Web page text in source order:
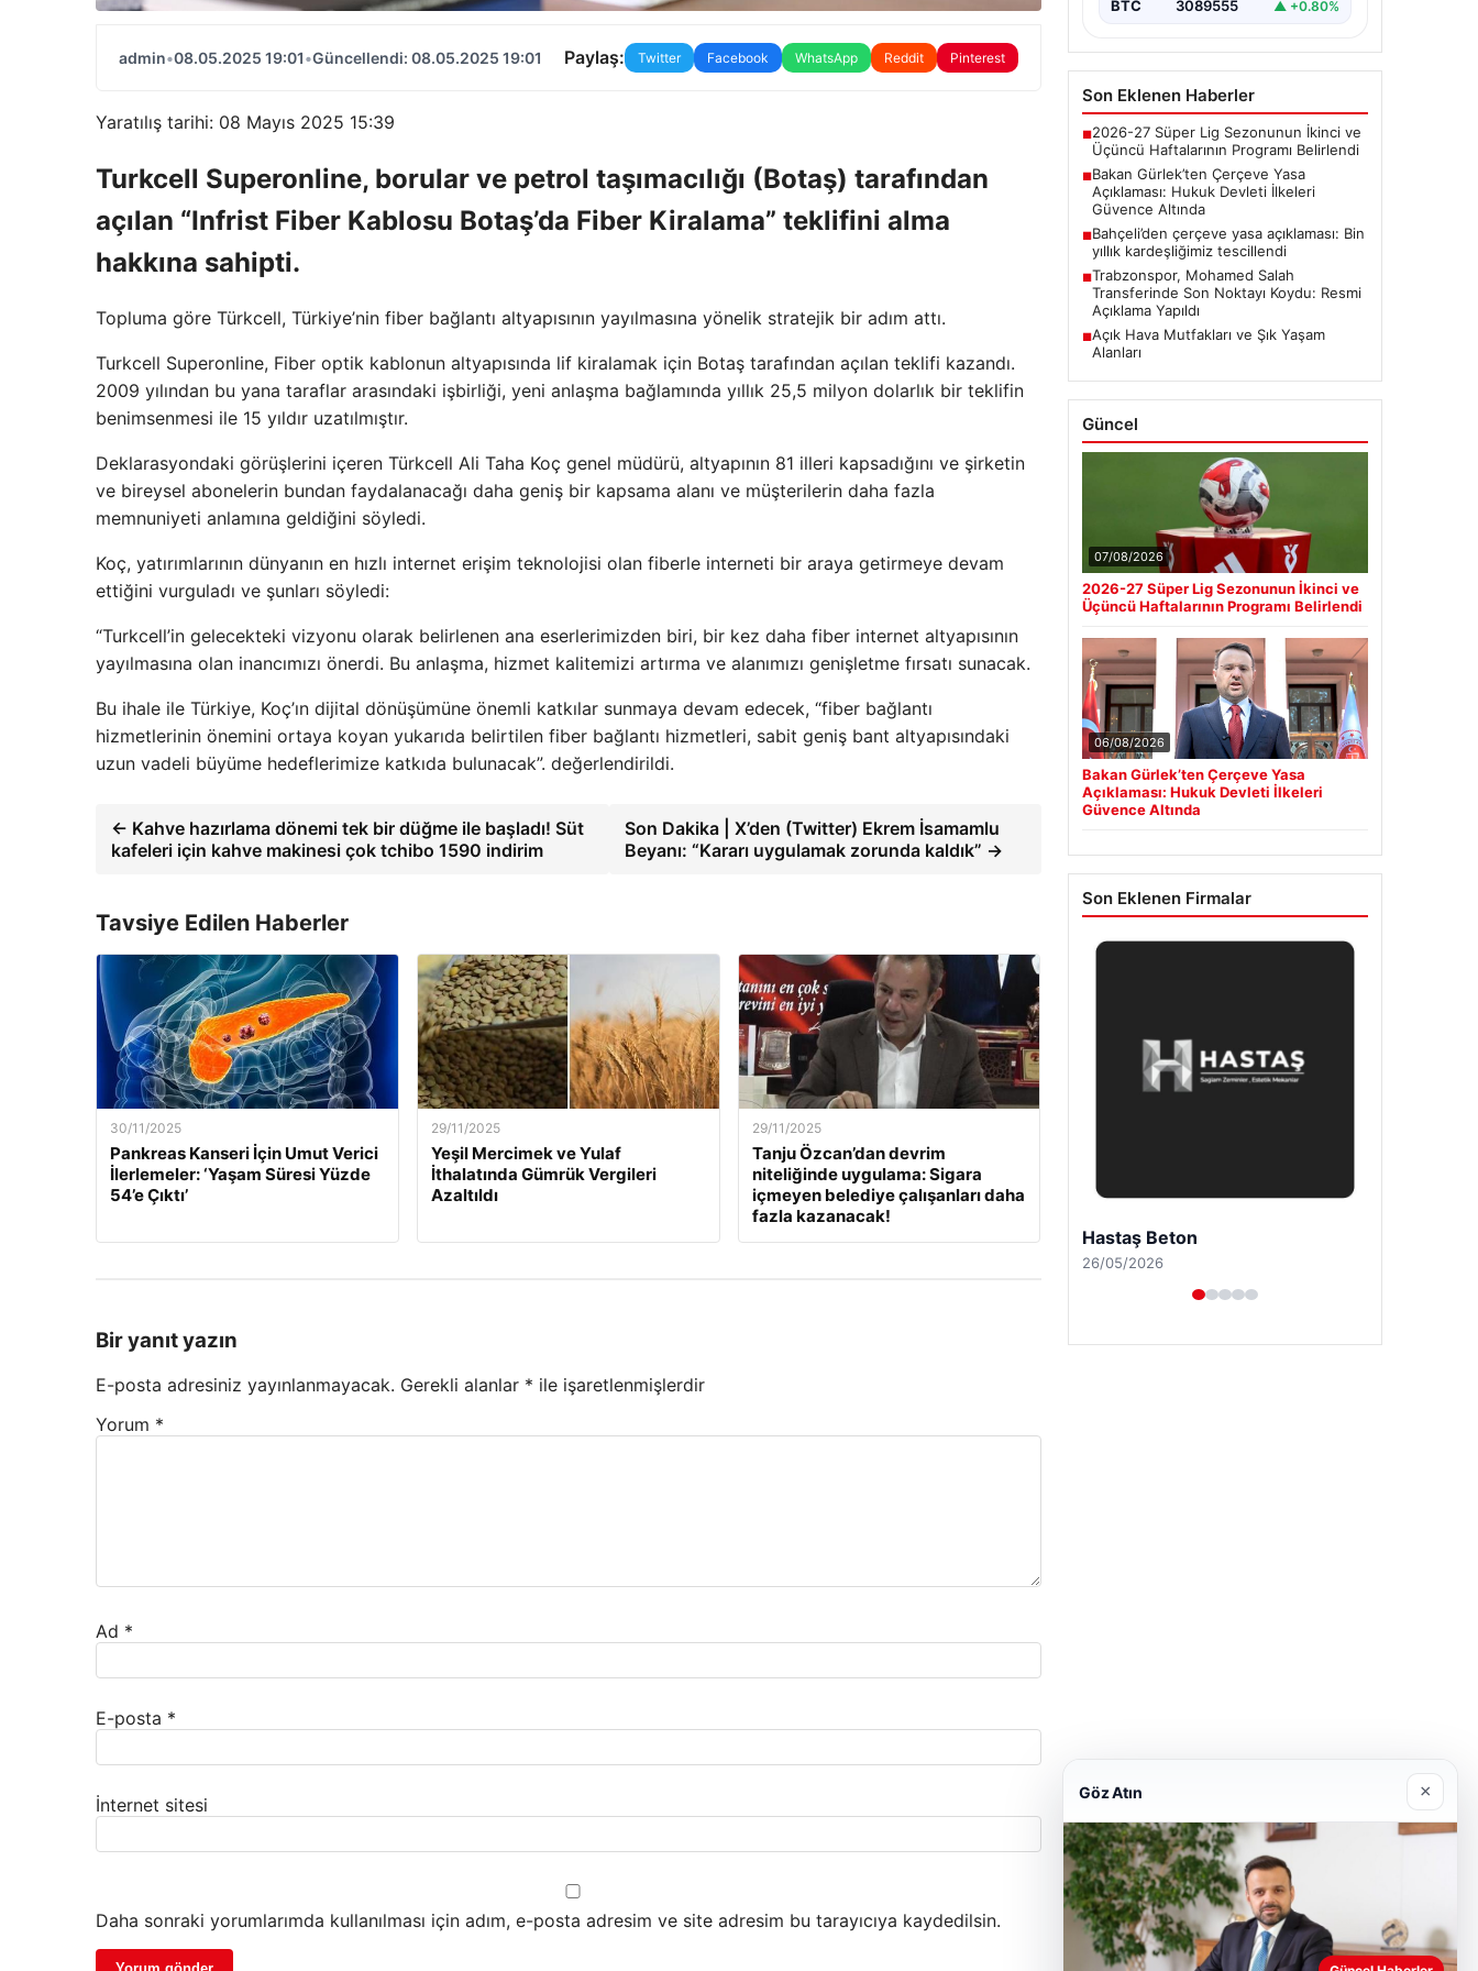
admin•08.05.2025 19:01•Güncellendi: 08.05.2025 19:01 Paylaş: Twitter Facebook WhatsApp Reddit Pinterest
Yaratılış tarihi: 08 Mayıs 2025 15:39
Turkcell Superonline, borular ve petrol taşımacılığı (Botaş) tarafından
açılan “Infrist Fiber Kablosu Botaş’da Fiber Kiralama” teklifini alma
hakkına sahipti.
Topluma göre Türkcell, Türkiye’nin fiber bağlantı altyapısının yayılmasına yönelik stratejik bir adım attı.
Turkcell Superonline, Fiber optik kablonun altyapısında lif kiralamak için Botaş tarafından açılan teklifi kazandı.
2009 yılından bu yana taraflar arasındaki işbirliği, yeni anlaşma bağlamında yıllık 25,5 milyon dolarlık bir teklifin
benimsenmesi ile 15 yıldır uzatılmıştır.
Deklarasyondaki görüşlerini içeren Türkcell Ali Taha Koç genel müdürü, altyapının 81 illeri kapsadığını ve şirketin
ve bireysel abonelerin bundan faydalanacağı daha geniş bir kapsama alanı ve müşterilerin daha fazla
memnuniyeti anlamına geldiğini söyledi.
Koç, yatırımlarının dünyanın en hızlı internet erişim teknolojisi olan fiberle interneti bir araya getirmeye devam
ettiğini vurguladı ve şunları söyledi:
“Turkcell’in gelecekteki vizyonu olarak belirlenen ana eserlerimizden biri, bir kez daha fiber internet altyapısının
yayılmasına olan inancımızı önerdi. Bu anlaşma, hizmet kalitemizi artırma ve alanımızı genişletme fırsatı sunacak.
Bu ihale ile Türkiye, Koç’ın dijital dönüşümüne önemli katkılar sunmaya devam edecek, “fiber bağlantı
hizmetlerinin önemini ortaya koyan yukarıda belirtilen fiber bağlantı hizmetleri, sabit geniş bant altyapısındaki
uzun vadeli büyüme hedeflerimize katkıda bulunacak”. değerlendirildi.
← Kahve hazırlama dönemi tek bir düğme ile başladı! Süt
kafeleri için kahve makinesi çok tchibo 1590 indirim
Son Dakika | X’den (Twitter) Ekrem İsamamlu
Beyanı: “Kararı uygulamak zorunda kaldık” →
Tavsiye Edilen Haberler
30/11/2025
Pankreas Kanseri İçin Umut Verici
İlerlemeler: ‘Yaşam Süresi Yüzde
54’e Çıktı’
29/11/2025
Yeşil Mercimek ve Yulaf
İthalatında Gümrük Vergileri
Azaltıldı
29/11/2025
Tanju Özcan’dan devrim
niteliğinde uygulama: Sigara
içmeyen belediye çalışanları daha
fazla kazanacak!
Bir yanıt yazın
E-posta adresiniz yayınlanmayacak. Gerekli alanlar * ile işaretlenmişlerdir
Yorum *
Ad *
E-posta *
İnternet sitesi
Daha sonraki yorumlarımda kullanılması için adım, e-posta adresim ve site adresim bu tarayıcıya kaydedilsin.
BTC 3089555 ▲ +0.80%
Son Eklenen Haberler
■2026-27 Süper Lig Sezonunun İkinci ve
Üçüncü Haftalarının Programı Belirlendi
■Bakan Gürlek’ten Çerçeve Yasa
Açıklaması: Hukuk Devleti İlkeleri
Güvence Altında
■Bahçeli’den çerçeve yasa açıklaması: Bin
yıllık kardeşliğimiz tescillendi
■Trabzonspor, Mohamed Salah
Transferinde Son Noktayı Koydu: Resmi
Açıklama Yapıldı
■Açık Hava Mutfakları ve Şık Yaşam
Alanları
Güncel
07/08/2026
2026-27 Süper Lig Sezonunun İkinci ve
Üçüncü Haftalarının Programı Belirlendi
06/08/2026
Bakan Gürlek’ten Çerçeve Yasa
Açıklaması: Hukuk Devleti İlkeleri
Güvence Altında
Son Eklenen Firmalar
Prenses Night Club
29/04/2026
Göz Atın ×